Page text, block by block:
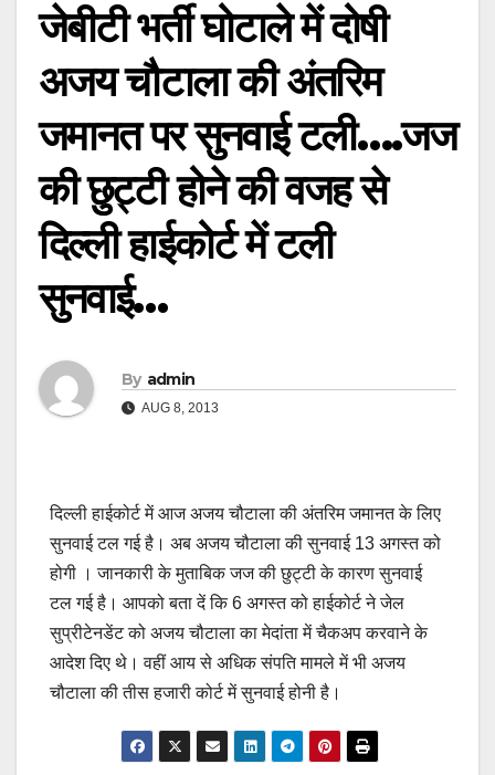
जेबीटी भर्ती घोटाले में दोषी
अजय चौटाला की अंतरिम
जमानत पर सुनवाई टली….जज
की छुट्टी होने की वजह से
दिल्ली हाईकोर्ट में टली
सुनवाई…
By admin
AUG 8, 2013
दिल्ली हाईकोर्ट में आज अजय चौटाला की अंतरिम जमानत के लिए
सुनवाई टल गई है। अब अजय चौटाला की सुनवाई 13 अगस्त को
होगी । जानकारी के मुताबिक जज की छुट्टी के कारण सुनवाई
टल गई है। आपको बता दें कि 6 अगस्त को हाईकोर्ट ने जेल
सुप्रीटेनडेंट को अजय चौटाला का मेदांता में चैकअप करवाने के
आदेश दिए थे। वहीं आय से अधिक संपति मामले में भी अजय
चौटाला की तीस हजारी कोर्ट में सुनवाई होनी है।